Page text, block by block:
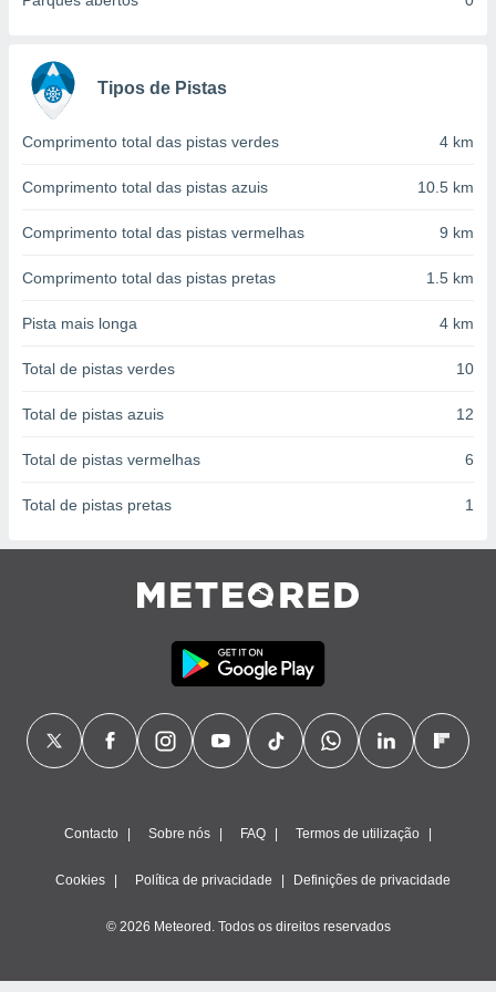
através
estudos
de
Tipos de Pistas
Comprimento total das pistas verdes 4 km
Comprimento total das pistas azuis 10.5 km
Comprimento total das pistas vermelhas 9 km
Comprimento total das pistas pretas 1.5 km
Pista mais longa 4 km
Total de pistas verdes 10
Total de pistas azuis 12
Total de pistas vermelhas 6
Total de pistas pretas 1
Contacto Sobre nós FAQ Termos de utilização
Cookies Política de privacidade Definições de privacidade
© 2026 Meteored. Todos os direitos reservados